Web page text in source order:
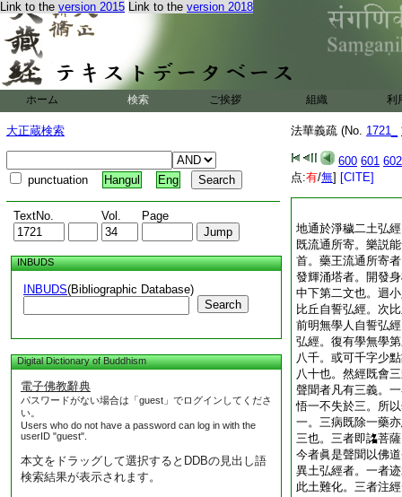
Link to the version 2015 Link to the version 2018
ホーム 検索 ご挨拶 組織 利
大正蔵検索
punctuation Hangul Eng
TextNo. Vol. Page
INBUDS
INBUDS(Bibliographic Database)
Search
Digital Dictionary of Buddhism
電子佛教辭典
パスワードがない場合は「guest」でログインしてくださ
い。
Users who do not have a password can log in with the
userID "guest".
本文をドラッグして選択するとDDBの見出し語
検索結果が表示されます。
法華義疏 (No. 1721_
600 601 602
点:有/無] [CITE]
地通於淨穢二土弘
既流通所寄。樂説
首。藥王流通所寄
發輝涌塔者。開發
中下第二文也。迴
比丘自誓弘經。次
前明無學人自誓弘
弘經。復有學無學
八千。或可千字少
八十也。然經既會
聲聞者凡有三義。
悟一不失於三。所
一。三病既除一藥
三也。三者即詺菩
今者眞是聲聞以佛
異土弘經者。一者
此土難化。三者注